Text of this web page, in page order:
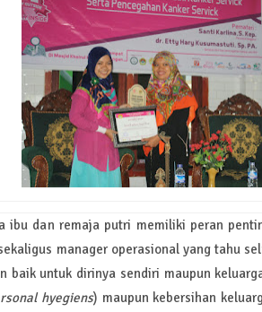
ibu dan remaja putri memiliki peran
manager operasional yang tahu
baik untuk dirinya sendiri maupun
hyegiens) maupun kebersihan